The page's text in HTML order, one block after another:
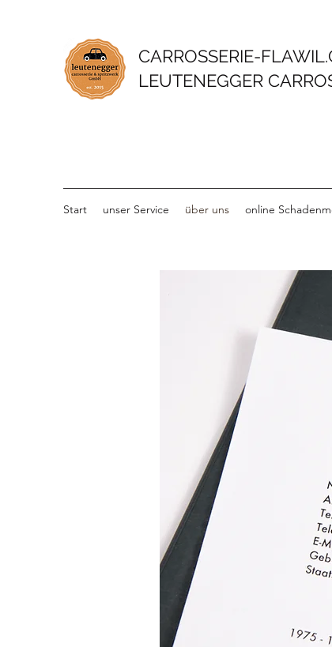
CARROSSERIE-
LEUTENEGGER
Start unser Service über uns online